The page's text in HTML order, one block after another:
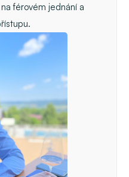
férovém jednání a